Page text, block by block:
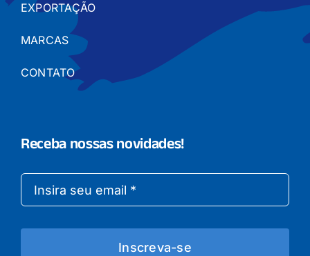
EXPORTAÇÃO
MARCAS
CONTATO
Receba nossas novidades!
Inscreva-se